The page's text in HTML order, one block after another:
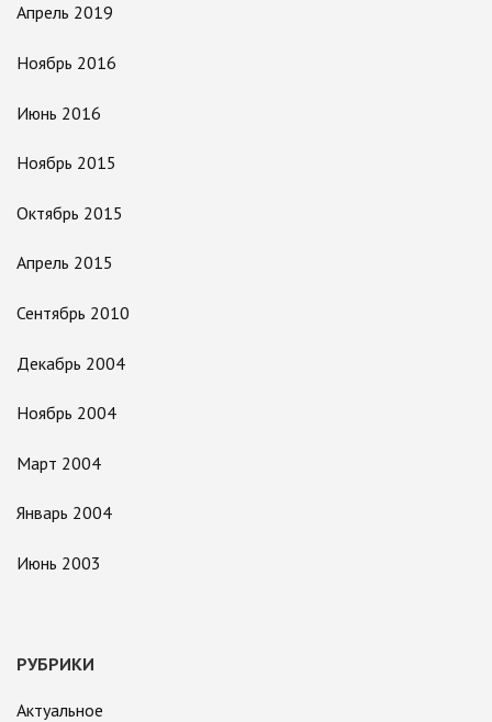
Апрель 2019
Ноябрь 2016
Июнь 2016
Ноябрь 2015
Октябрь 2015
Апрель 2015
Сентябрь 2010
Декабрь 2004
Ноябрь 2004
Март 2004
Январь 2004
Июнь 2003
РУБРИКИ
Актуальное